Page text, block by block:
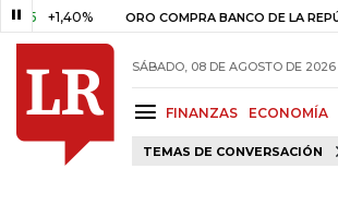
+1,40% ORO COMPRA BANCO DE LA REPÚBLICA
SÁBADO, 08 DE AGOSTO DE 2026
FINANZAS ECONOMÍA
TEMAS DE CONVERSACIÓN